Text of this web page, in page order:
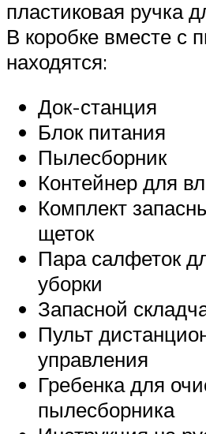
пластиковая ручка
В коробке вместе с
находятся:
Док-станция
Блок питания
Пылесборник
Контейнер для
Комплект
щеток
Пара салфеток
уборки
Запасной
Пульт
управления
Гребенка для
пылесборника